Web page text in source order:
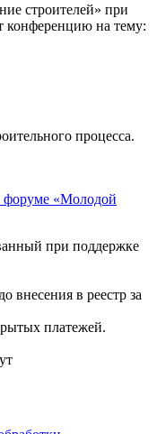
строителей» при
конференцию на тему:
процесса.
форуме «Молодой
при поддержке
внесения в реестр за
платежей.